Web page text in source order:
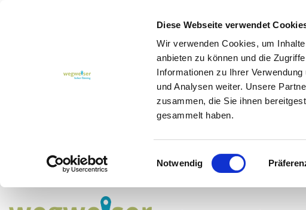
Diese Webseite verwendet
Wir verwenden Cookies, um
anbieten zu können und die
Informationen zu Ihrer
und Analysen weiter. Unsere
zusammen, die Sie ihnen
gesammelt haben.
Einwilligungsauswahl
Notwendig